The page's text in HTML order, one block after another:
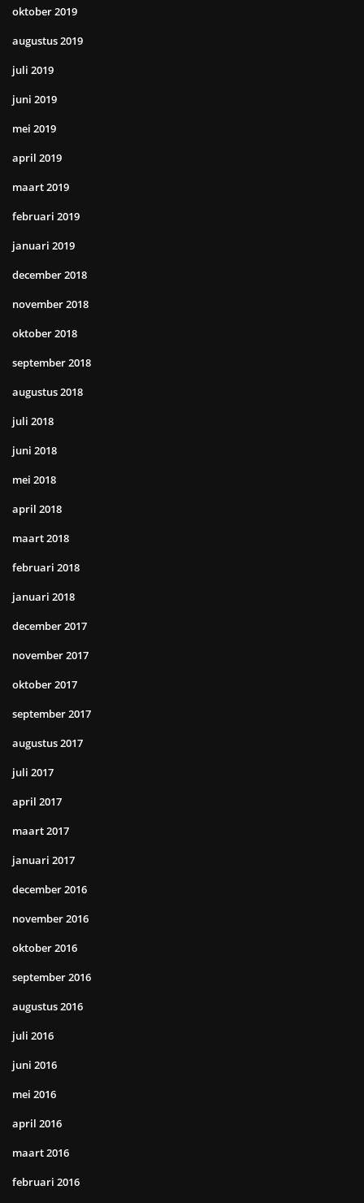
oktober 2019
augustus 2019
juli 2019
juni 2019
mei 2019
april 2019
maart 2019
februari 2019
januari 2019
december 2018
november 2018
oktober 2018
september 2018
augustus 2018
juli 2018
juni 2018
mei 2018
april 2018
maart 2018
februari 2018
januari 2018
december 2017
november 2017
oktober 2017
september 2017
augustus 2017
juli 2017
april 2017
maart 2017
januari 2017
december 2016
november 2016
oktober 2016
september 2016
augustus 2016
juli 2016
juni 2016
mei 2016
april 2016
maart 2016
februari 2016